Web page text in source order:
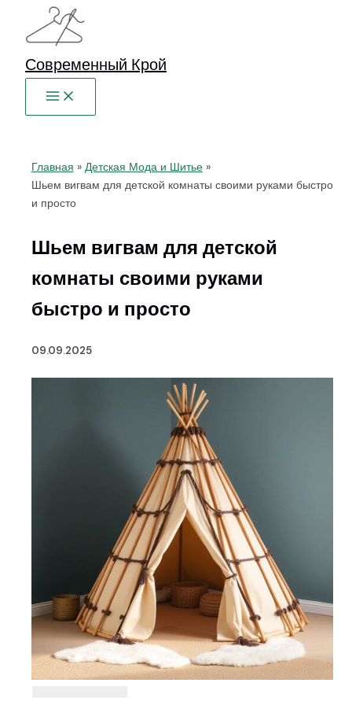
Перейти
содержимому
Современный Крой
Главная
Детская Мода и Шитье
Шьем вигвам для детской комнаты своими руками быстро
и просто
Шьем вигвам для детской
комнаты своими руками
быстро и просто
09.09.2025